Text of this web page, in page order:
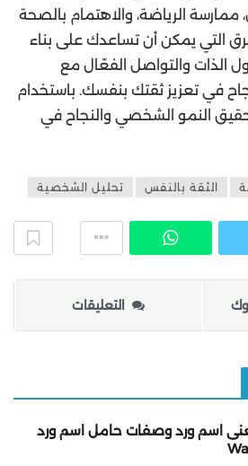
ممارسة الرياضة، والاهتمام بالصحة
التي يمكن أن تساعدك على بناء
الذات والتواصل الفعّال مع
في تعزيز ثقتك بنفسك. باستخدام
النمو الشخصي والنجاح في
الثقة بالنفس تحليل الشخصية
التعليقات
اسم ورد وصفات حامل اسم ورد